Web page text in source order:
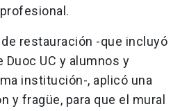
restauración -que incluyó
UC y alumnos y
institución-, aplicó una
y fragüe, para que el mural